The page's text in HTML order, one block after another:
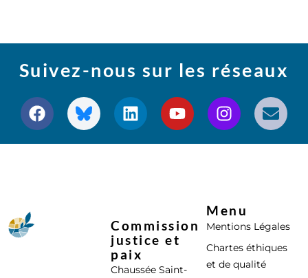
Suivez-nous sur les réseaux
Commission
justice et
paix
Chaussée Saint-
Menu
Mentions Légales
Chartes éthiques
et de qualité